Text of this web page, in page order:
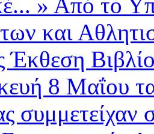
και
Έκθεση
8 Μαΐου
συμμετείχαν